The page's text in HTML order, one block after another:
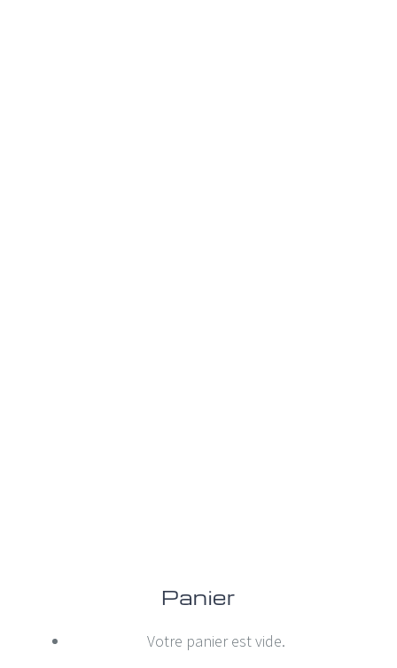
Panier
Votre panier est vide.